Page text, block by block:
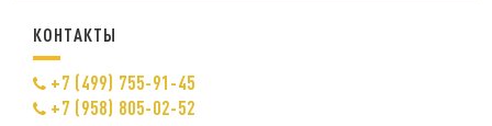
КОНТАКТЫ
+7 (499) 755-91-45
+7 (958) 805-02-52